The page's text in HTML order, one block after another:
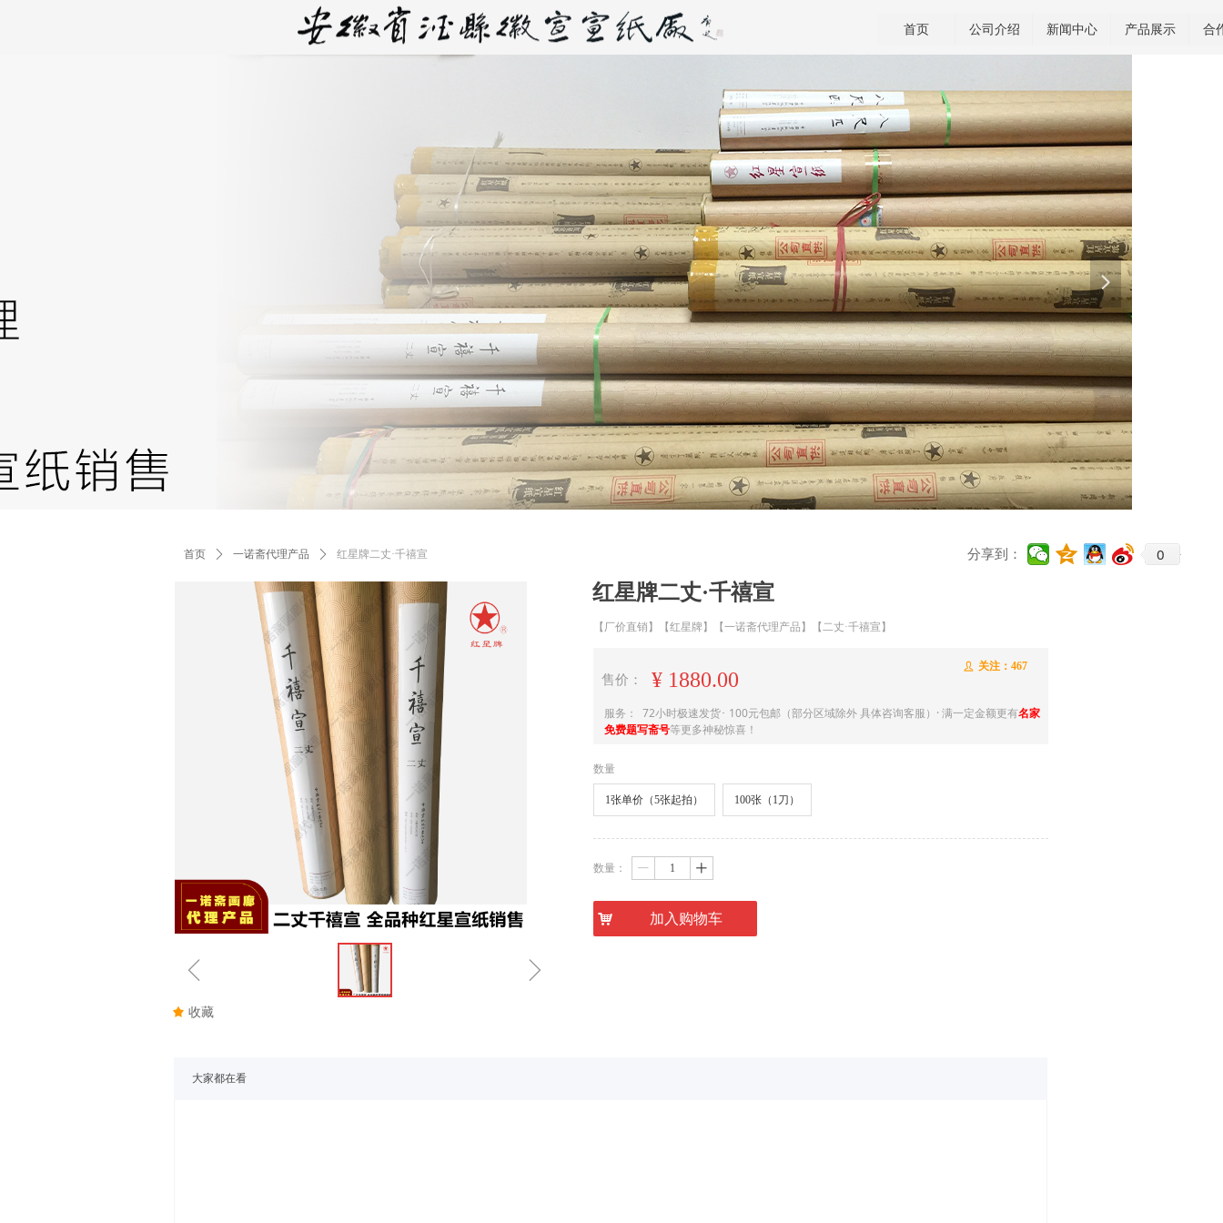
首页 公司介绍 新闻中心 产品展示 合
넲
首页 ꄲ 一诺斋代理产品 ꄲ 红星牌二丈·千禧宣
ꁆ ꁇ
红星牌二丈·千禧宣
【厂价直销】【红星牌】【一诺斋代理产品】【二丈·千禧宣】
售价： ¥ 1880.00
ꄑ 关注： 467
服务： 72小时极速发货･ 100元包邮（部分区域除外 具体咨询客服）· 满一定金额更有名家
免费题写斋号等更多神秘惊喜 ！
数量
1张单价（5张起拍） 100张（1刀）
끄 收藏
数量： ꄷ ꄸ
大家都在看
낙 加入购物车
分享到： 0